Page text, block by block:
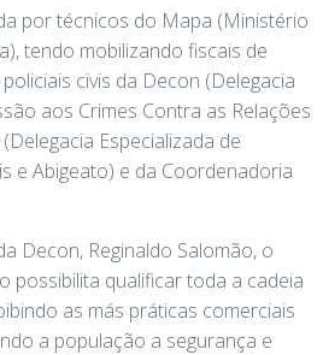
por técnicos do Mapa (Ministério
tendo mobilizando fiscais de
civis da Decon (Delegacia
aos Crimes Contra as Relações
Especializada de
e Abigeato) e da Coordenadoria
Decon, Reginaldo Salomão, o
possibilita qualificar toda a cadeia
as más práticas comerciais
a população a segurança e